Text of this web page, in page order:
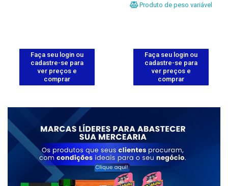
Faça seu login ou
cadastre-se para
ver preços e
comprar
Produto de peso variável
Faça seu login ou
cadastre-se para
ver preços e
comprar